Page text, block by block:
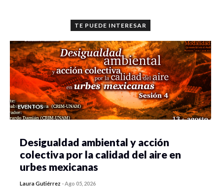
TE PUEDE INTERESAR
EVENTOS
Desigualdad ambiental y acción
colectiva por la calidad del aire en
urbes mexicanas
Laura Gutiérrez -Ago 05, 2026